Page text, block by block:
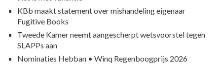
KBb maakt statement over mishandeling eigenaar
Fugitive Books
Tweede Kamer neemt aangescherpt wetsvoorstel tegen
SLAPPs aan
Nominaties Hebban • Winq Regenboogprijs 2026